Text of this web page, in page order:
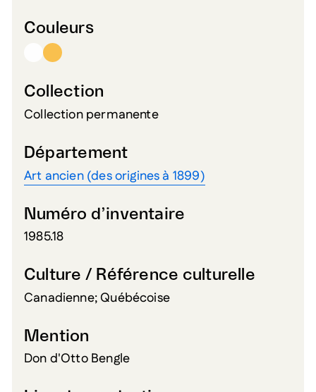
Couleurs
Collection
Collection permanente
Département
Art ancien (des origines à 1899)
Numéro d’inventaire
1985.18
Culture / Référence culturelle
Canadienne; Québécoise
Mention
Don d'Otto Bengle